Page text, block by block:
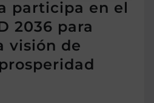
participa en el
2036 para
visión de